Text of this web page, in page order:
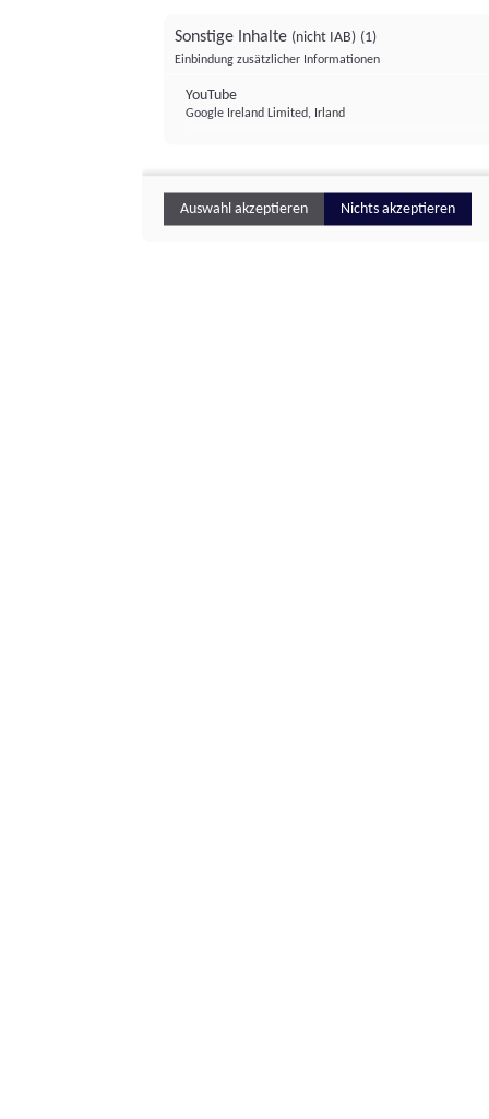
Sonstige Inhalte (nicht IAB) (1)
Einbindung zusätzlicher Informationen
YouTube
Google Ireland Limited, Irland
Auswahl akzeptieren Nichts akzeptieren